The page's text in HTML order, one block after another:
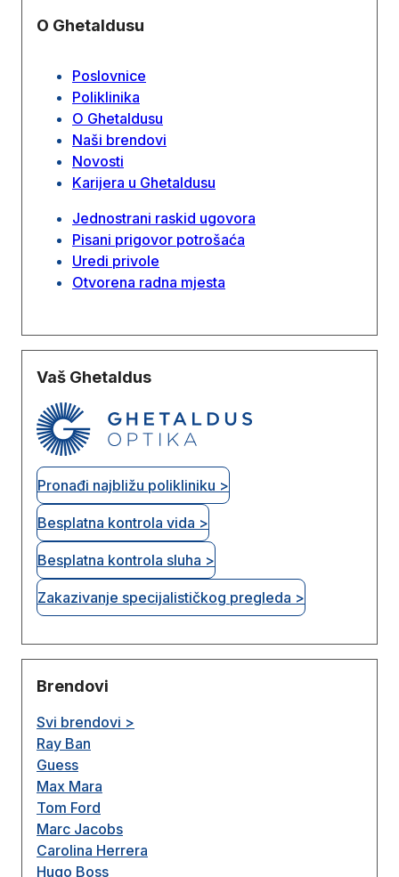
O Ghetaldusu
Poslovnice
Poliklinika
O Ghetaldusu
Naši brendovi
Novosti
Karijera u Ghetaldusu
Jednostrani raskid ugovora
Pisani prigovor potrošaća
Uredi privole
Otvorena radna mjesta
Vaš Ghetaldus
Pronađi najbližu polikliniku >
Besplatna kontrola vida >
Besplatna kontrola sluha >
Zakazivanje specijalističkog pregleda >
Brendovi
Svi brendovi >
Ray Ban
Guess
Max Mara
Tom Ford
Marc Jacobs
Carolina Herrera
Hugo Boss